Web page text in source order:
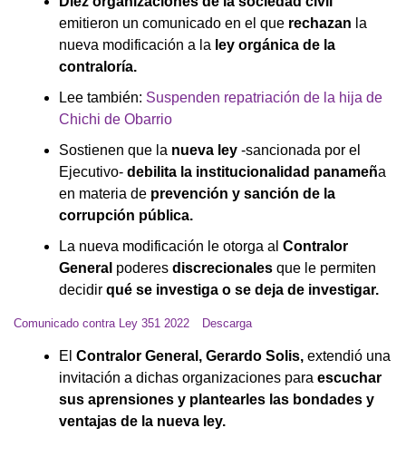
emitieron un comunicado en el que rechazan la
nueva modificación a la ley orgánica de la
contraloría.
Lee también: Suspenden repatriación de la hija de
Chichi de Obarrio
Sostienen que la nueva ley -sancionada por el
Ejecutivo- debilita la institucionalidad panameña
en materia de prevención y sanción de la
corrupción pública.
La nueva modificación le otorga al Contralor
General poderes discrecionales que le permiten
decidir qué se investiga o se deja de investigar.
Comunicado contra Ley 351 2022 Descarga
El Contralor General, Gerardo Solis, extendió una
invitación a dichas organizaciones para escuchar
sus aprensiones y plantearles las bondades y
ventajas de la nueva ley.